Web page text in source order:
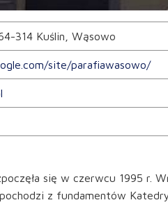
314 Kuślin, Wąsowo
site/parafiawasowo/
się w czerwcu 1995 r.
z fundamentów